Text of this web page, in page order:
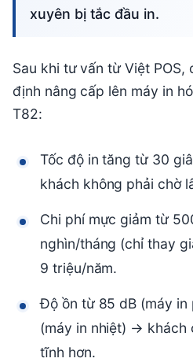
xuyên bị tắc đầu in.
Sau khi tư vấn từ Việt POS,
định nâng cấp lên máy in
T82:
Tốc độ in tăng từ 30
khách không phải chờ
Chi phí mực giảm từ
nghìn/tháng (chỉ thay
9 triệu/năm.
Độ ồn từ 85 dB (máy in
(máy in nhiệt) → khách
tĩnh hơn.